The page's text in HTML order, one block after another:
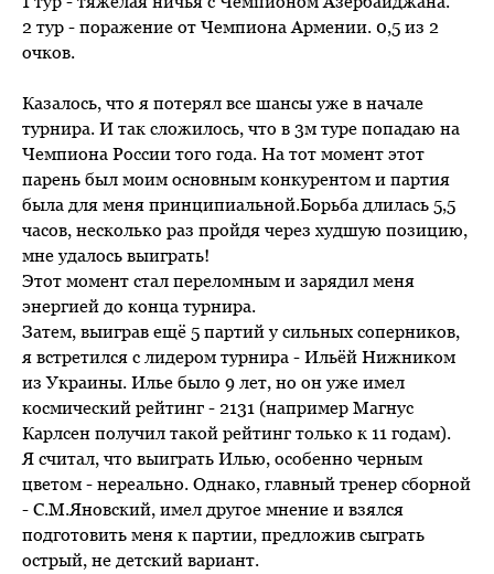
2 тур - поражение от Чемпиона Армении. 0,5 из 2
очков.
Казалось, что я потерял все шансы уже в начале
турнира. И так сложилось, что в 3м туре попадаю на
Чемпиона России того года. На тот момент этот
парень был моим основным конкурентом и партия
была для меня принципиальной.Борьба длилась 5,5
часов, несколько раз пройдя через худшую позицию,
мне удалось выиграть!
Этот момент стал переломным и зарядил меня
энергией до конца турнира.
Затем, выиграв ещё 5 партий у сильных соперников,
я встретился с лидером турнира - Ильёй Нижником
из Украины. Илье было 9 лет, но он уже имел
космический рейтинг - 2131 (например Магнус
Карлсен получил такой рейтинг только к 11 годам).
Я считал, что выиграть Илью, особенно черным
цветом - нереально. Однако, главный тренер сборной
- С.М.Яновский, имел другое мнение и взялся
подготовить меня к партии, предложив сыграть
острый, не детский вариант.